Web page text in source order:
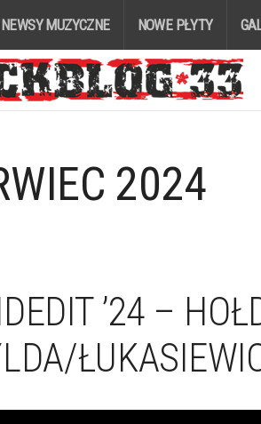
NEWSY MUZYCZNE NOWE PŁYTY
2024
’24 –